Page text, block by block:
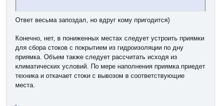
Ответ весьма запоздал, но вдруг кому пригодится)
Конечно, нет, в пониженных местах следует устроить приямки
для сбора стоков с покрытием из гидроизоляции по дну
приямка. Объем также следует рассчитать исходя из
климатических условий. По мере наполнения приямка приедет
техника и откачает стоки с вывозом в соответствующие
места.